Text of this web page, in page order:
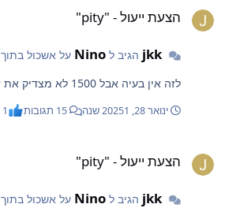
הצעת ייעול - "pity"
jkk הגיב ל Nino על אשכול בתוך
לזה אין בעיה אבל 1500 לא מצדיק את זה
ינואר 28, 2025 1 שנה 1
הצעת ייעול - "pity"
jkk הגיב ל Nino על אשכול בתוך